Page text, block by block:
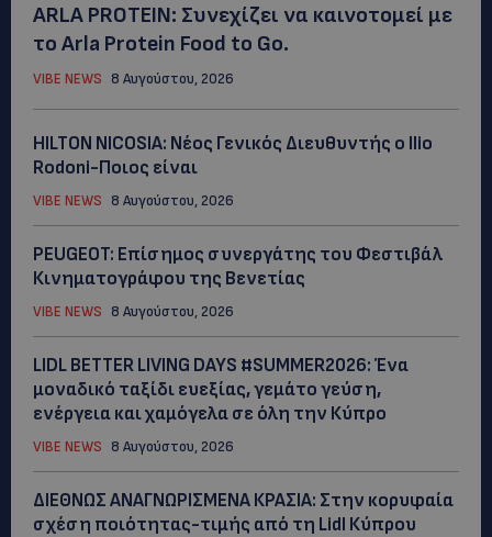
ARLA PROTEIN: Συνεχίζει να καινοτομεί με
το Arla Protein Food to Go.
VIBE NEWS 8 Αυγούστου, 2026
HILTON NICOSIA: Νέος Γενικός Διευθυντής ο Ilio
Rodoni-Ποιος είναι
VIBE NEWS 8 Αυγούστου, 2026
PEUGEOT: Eπίσημος συνεργάτης του Φεστιβάλ
Κινηματογράφου της Βενετίας
VIBE NEWS 8 Αυγούστου, 2026
LIDL BETTER LIVING DAYS #SUMMER2026: Ένα
μοναδικό ταξίδι ευεξίας, γεμάτο γεύση,
ενέργεια και χαμόγελα σε όλη την Κύπρο
VIBE NEWS 8 Αυγούστου, 2026
ΔΙΕΘΝΩΣ ΑΝΑΓΝΩΡΙΣΜΕΝΑ ΚΡΑΣΙΑ: Στην κορυφαία
σχέση ποιότητας-τιμής από τη Lidl Κύπρου